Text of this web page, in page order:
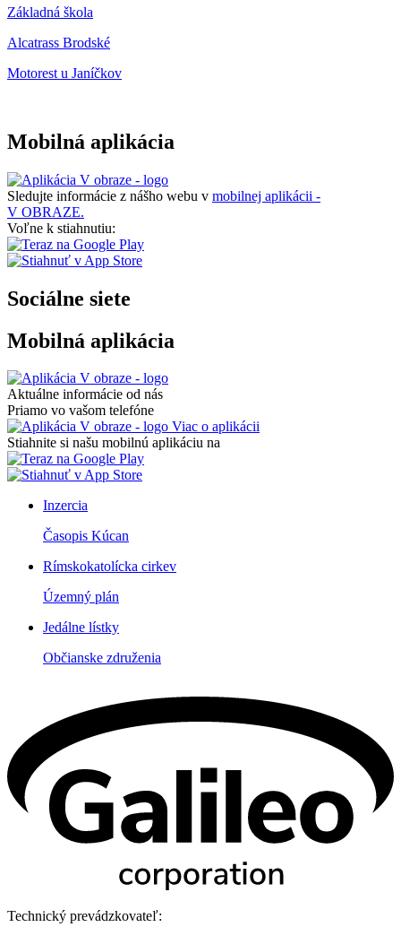
Základná škola
Alcatrass Brodské
Motorest u Janíčkov
Mobilná aplikácia
Sledujte informácie z nášho webu v mobilnej aplikácii -
V OBRAZE.
Voľne k stiahnutiu:
Sociálne siete
Mobilná aplikácia
Aktuálne informácie od nás
Priamo vo vašom telefóne
Viac o aplikácii
Stiahnite si našu mobilnú aplikáciu na
Inzercia
Časopis Kúcan
Rímskokatolícka cirkev
Územný plán
Jedálne lístky
Občianske združenia
Technický prevádzkovateľ: